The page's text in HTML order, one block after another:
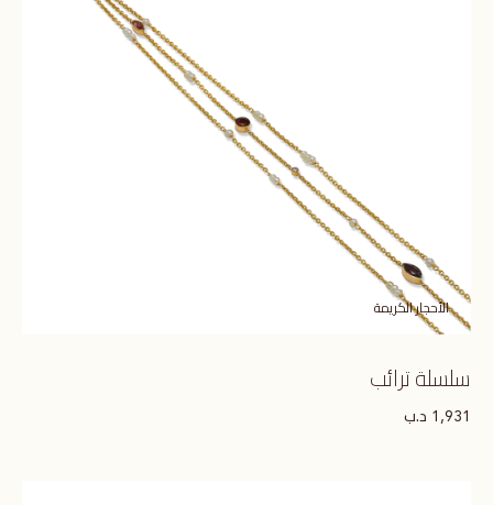
الأحجار الكريمة
سلسلة ترائب
1,931 د.ب